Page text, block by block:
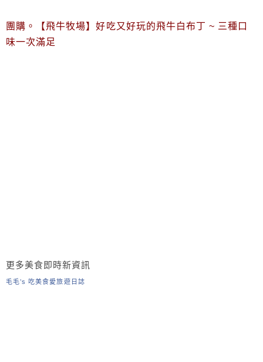
團購。【飛牛牧場】好吃又好玩的飛牛白布丁 ~ 三種口
味一次滿足
更多美食即時新資訊
毛毛’s 吃美食愛旅遊日誌